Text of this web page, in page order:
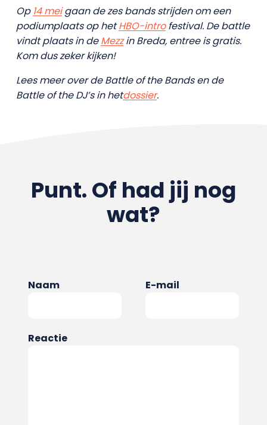
Op 14 meigaan de zes bands strijden om een
podiumplaats op hetHBO-introfestival. De battle
vindt plaats in deMezzin Breda, entree is gratis.
Kom dus zeker kijken!
Lees meer over de Battle of the Bands en de
Battle of the DJ’s in hetdossier.
Punt. Of had jij nog
wat?
Naam E-mail
Reactie